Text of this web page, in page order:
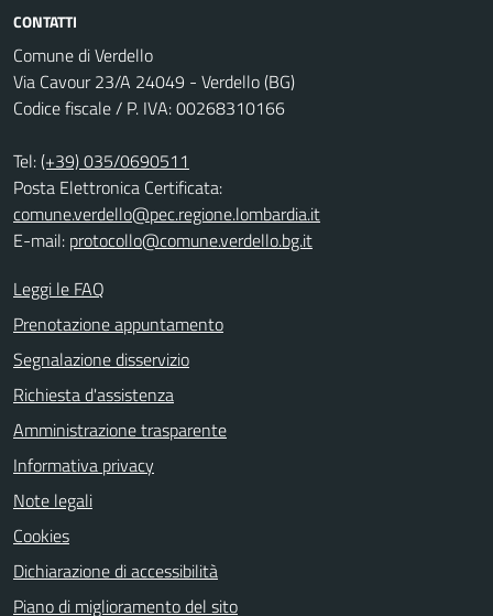
CONTATTI
Comune di Verdello
Via Cavour 23/A 24049 - Verdello (BG)
Codice fiscale / P. IVA: 00268310166
Tel:(+39) 035/0690511
Posta Elettronica Certificata:
comune.verdello@pec.regione.lombardia.it
E-mail: protocollo@comune.verdello.bg.it
Leggi le FAQ
Prenotazione appuntamento
Segnalazione disservizio
Richiesta d'assistenza
Amministrazione trasparente
Informativa privacy
Note legali
Cookies
Dichiarazione di accessibilità
Piano di miglioramento del sito